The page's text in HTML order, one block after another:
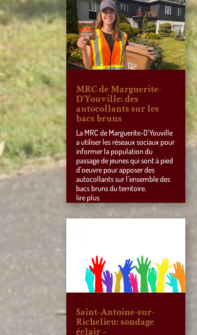
MRC de Marguerite-
D’Youville: des
autocollants sur les
bacs bruns
La MRC de Marguerite-D’Youville
a utiliser les réseaux sociaux pour
informer la population du
passage de jeunes qui sont à pied
d’oeuvre pour apposer des
autocollants sur l’ensemble des
bacs bruns du territoire.
lire plus
Saint-Antoine-sur-
Richelieu: sondage
éclair –